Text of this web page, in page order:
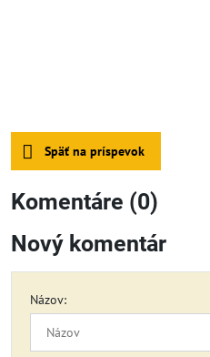
Späť na príspevok
Komentáre (0)
Nový komentár
Názov: